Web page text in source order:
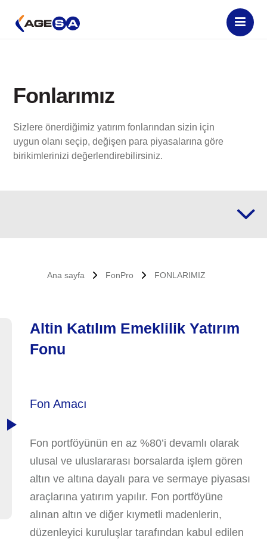
Fonlarımız
Sizlere önerdiğimiz yatırım fonlarından sizin için
uygun olanı seçip, değişen para piyasalarına göre
birikimlerinizi değerlendirebilirsiniz.
Ana sayfa FonPro FONLARIMIZ
Altin Katılım Emeklilik Yatırım
Fonu
Fon Amacı
Fon portföyünün en az %80’i devamlı olarak
ulusal ve uluslararası borsalarda işlem gören
altın ve altına dayalı para ve sermaye piyasası
araçlarına yatırım yapılır. Fon portföyüne
alınan altın ve diğer kıymetli madenlerin,
düzenleyici kuruluşlar tarafından kabul edilen